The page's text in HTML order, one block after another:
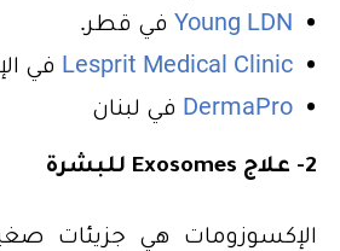
Young LDN في قطر.
Lesprit Medical Clinic في
DermaPro في لبنان
2- علاج Exosomes للبشرة
الإكسوزومات هي جزيئات